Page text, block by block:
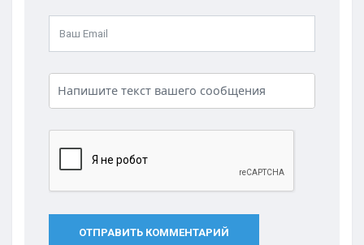
ОТПРАВИТЬ КОММЕНТАРИЙ